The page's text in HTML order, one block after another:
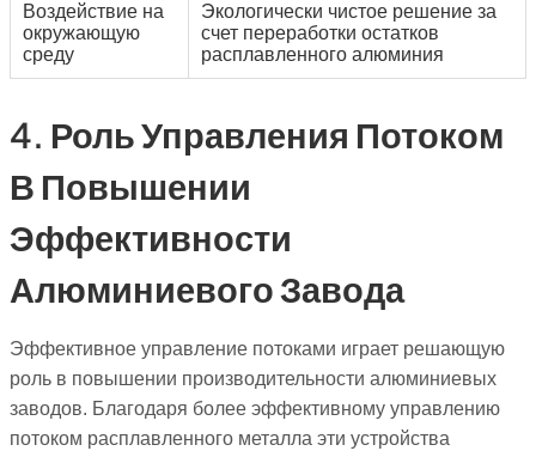
Воздействие на
окружающую
среду
Экологически чистое решение за
счет переработки остатков
расплавленного алюминия
4. Роль Управления Потоком
В Повышении
Эффективности
Алюминиевого Завода
Эффективное управление потоками играет решающую
роль в повышении производительности алюминиевых
заводов. Благодаря более эффективному управлению
потоком расплавленного металла эти устройства